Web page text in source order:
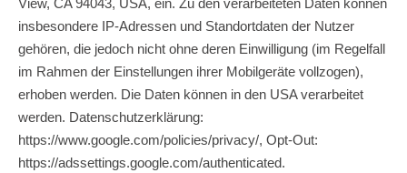
View, CA 94043, USA, ein. Zu den verarbeiteten Daten können
insbesondere IP-Adressen und Standortdaten der Nutzer
gehören, die jedoch nicht ohne deren Einwilligung (im Regelfall
im Rahmen der Einstellungen ihrer Mobilgeräte vollzogen),
erhoben werden. Die Daten können in den USA verarbeitet
werden. Datenschutzerklärung:
https://www.google.com/policies/privacy/, Opt-Out:
https://adssettings.google.com/authenticated.